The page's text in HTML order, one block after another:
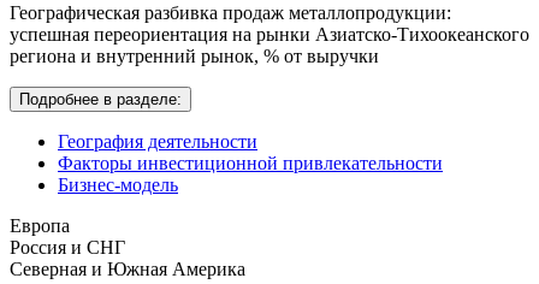
Географическая разбивка продаж металлопродукции:
успешная переориентация на рынки Азиатско-Тихоокеанского
региона и внутренний рынок, % от выручки
Подробнее в разделе:
География деятельности
Факторы инвестиционной привлекательности
Бизнес-модель
Европа
Россия и СНГ
Северная и Южная Америка